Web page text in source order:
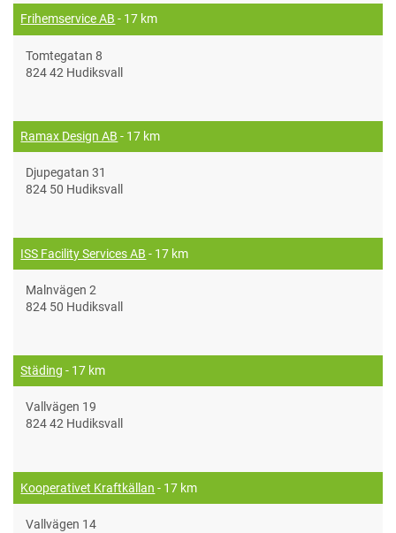
Frihemservice AB - 17 km
Tomtegatan 8
824 42 Hudiksvall
Ramax Design AB - 17 km
Djupegatan 31
824 50 Hudiksvall
ISS Facility Services AB - 17 km
Malnvägen 2
824 50 Hudiksvall
Städing - 17 km
Vallvägen 19
824 42 Hudiksvall
Kooperativet Kraftkällan - 17 km
Vallvägen 14